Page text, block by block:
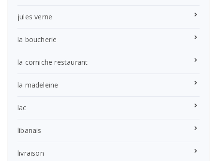
jules verne
la boucherie
la corniche restaurant
la madeleine
lac
libanais
livraison